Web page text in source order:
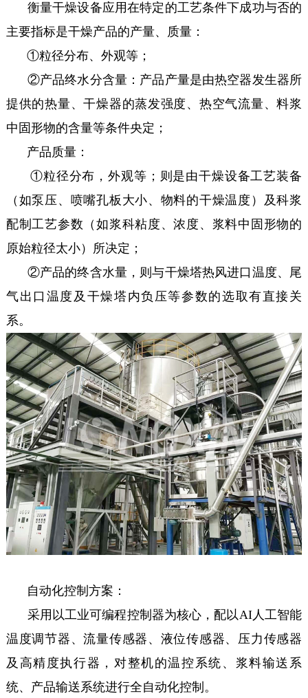
衡量干燥设备应用在特定的工艺条件下成功与否的
主要指标是干燥产品的产量、质量：
①粒径分布、外观等；
②产品终水分含量：产品产量是由热空器发生器所
提供的热量、干燥器的蒸发强度、热空气流量、料浆
中固形物的含量等条件央定；
产品质量：
①粒径分布，外观等；则是由干燥设备工艺装备
（如泵压、喷嘴孔板大小、物料的干燥温度）及科浆
配制工艺参数（如浆科粘度、浓度、浆料中固形物的
原始粒径太小）所决定；
②产品的终含水量，则与干燥塔热风进口温度、尾
气出口温度及干燥塔内负压等参数的选取有直接关
系。
自动化控制方案：
采用以工业可编程控制器为核心，配以AI人工智能
温度调节器、流量传感器、液位传感器、压力传感器
及高精度执行器，对整机的温控系统、浆料输送系
统、产品输送系统进行全自动化控制。